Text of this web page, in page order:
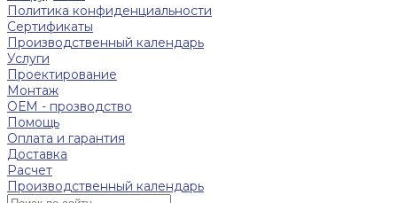
Политика конфиденциальности
Сертификаты
Производственный календарь
Услуги
Проектирование
Монтаж
ОЕМ - прозводство
Помощь
Оплата и гарантия
Доставка
Расчет
Производственный календарь